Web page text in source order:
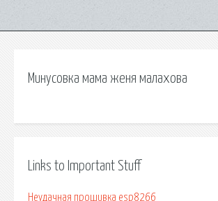
Минусовка мама женя малахова
Links to Important Stuff
Неудачная прошивка esp8266